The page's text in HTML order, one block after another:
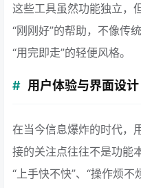
这些工具虽然功能独立，
“刚刚好”的帮助，不像传
“用完即走”的轻便风格。
用户体验与界面设计
在当今信息爆炸的时代，
接的关注点往往不是功能
“上手快不快”、“操作烦